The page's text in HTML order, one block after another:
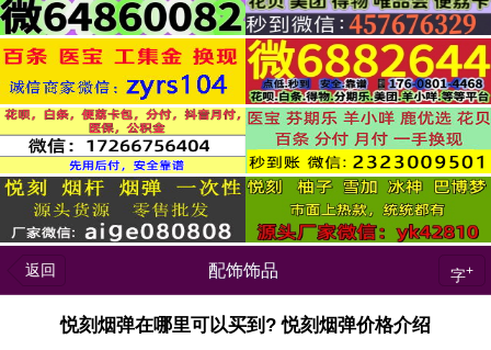
返回 配饰饰品 字+
悦刻烟弹在哪里可以买到? 悦刻烟弹价格介绍